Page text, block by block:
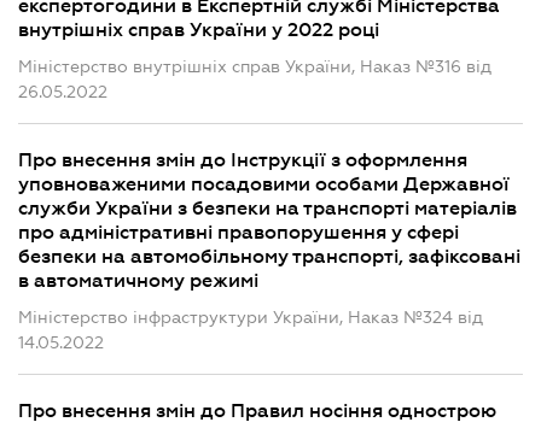
експертогодини в Експертній службі Міністерства
внутрішніх справ України у 2022 році
Міністерство внутрішніх справ України, Наказ №316 від
26.05.2022
Про внесення змін до Інструкції з оформлення
уповноваженими посадовими особами Державної
служби України з безпеки на транспорті матеріалів
про адміністративні правопорушення у сфері
безпеки на автомобільному транспорті, зафіксовані
в автоматичному режимі
Міністерство інфраструктури України, Наказ №324 від
14.05.2022
Про внесення змін до Правил носіння однострою